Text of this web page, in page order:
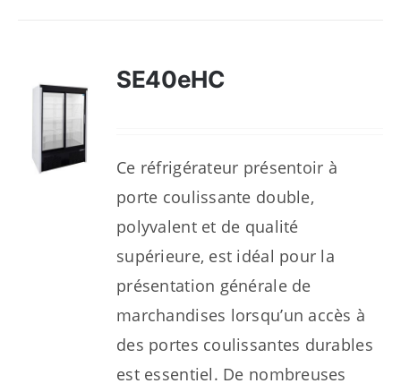
SE40eHC
Ce réfrigérateur présentoir à
porte coulissante double,
polyvalent et de qualité
supérieure, est idéal pour la
présentation générale de
marchandises lorsqu’un accès à
des portes coulissantes durables
est essentiel. De nombreuses